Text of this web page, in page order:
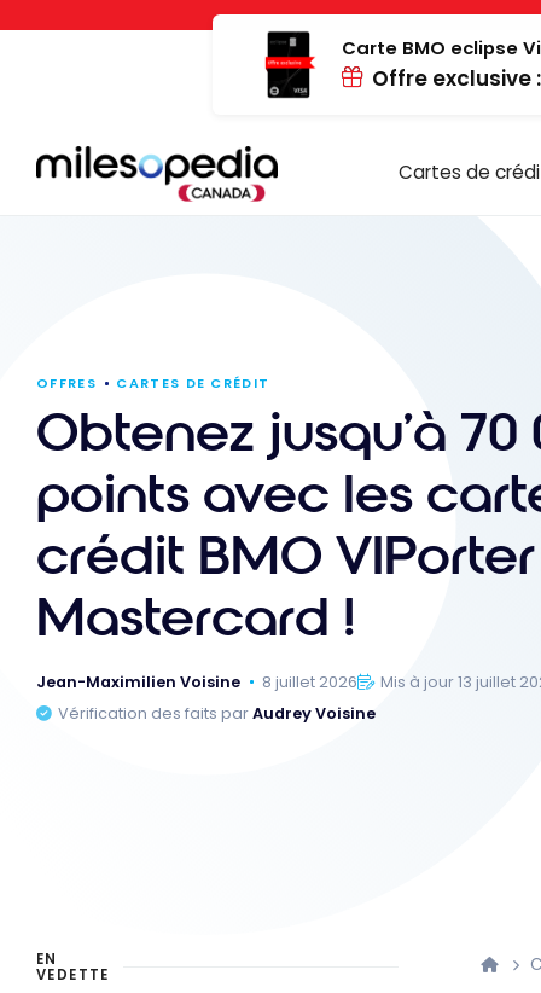
Panneau de gestion des cookies
Carte BMO eclipse
Offre exclusive
Cartes de
OFFRES CARTES DE CRÉDIT
Obtenez jusqu’à 70
points avec les
crédit BMO VIPorter
Mastercard !
Jean-Maximilien Voisine 8 juillet 2026
Mis à jour 13 juillet
Vérification des faits parAudrey Voisine
EN
VEDETTE